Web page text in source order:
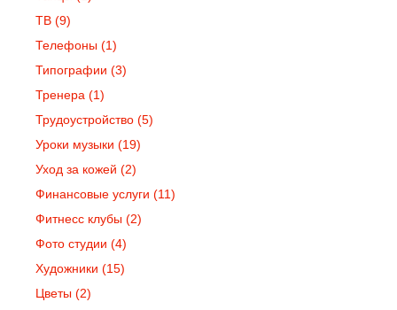
ТВ (9)
Телефоны (1)
Типографии (3)
Тренера (1)
Трудоустройство (5)
Уроки музыки (19)
Уход за кожей (2)
Финансовые услуги (11)
Фитнесс клубы (2)
Фото студии (4)
Художники (15)
Цветы (2)